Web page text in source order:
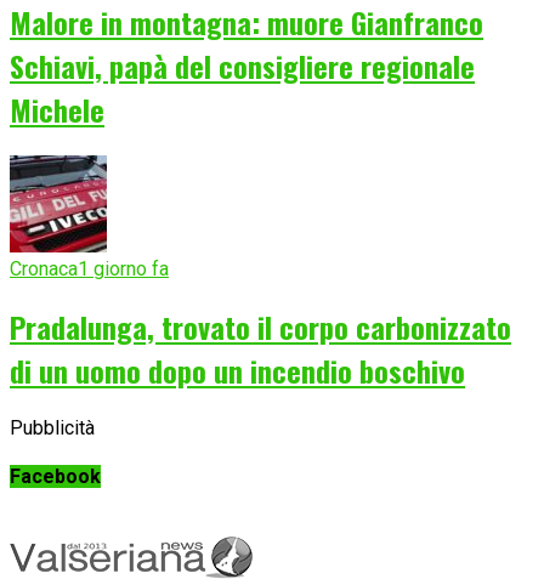
Malore in montagna: muore Gianfranco
Schiavi, papà del consigliere regionale
Michele
Cronaca1 giorno fa
Pradalunga, trovato il corpo carbonizzato
di un uomo dopo un incendio boschivo
Pubblicità
Facebook